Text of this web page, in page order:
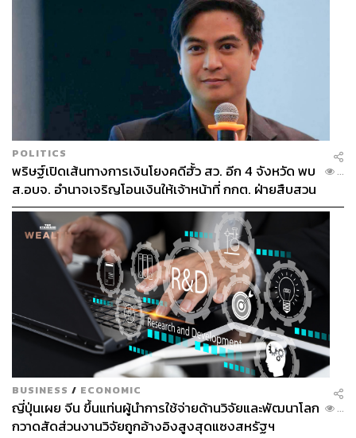
POLITICS
พริษฐ์เปิดเส้นทางการเงินโยงคดีฮั้ว สว. อีก 4 จังหวัด พบ
ส.อบจ. อำนาจเจริญโอนเงินให้เจ้าหน้าที่ กกต. ฝ่ายสืบสวน
...
BUSINESS / ECONOMIC
ญี่ปุ่นเผย จีน ขึ้นแท่นผู้นำการใช้จ่ายด้านวิจัยและพัฒนาโลก
กวาดสัดส่วนงานวิจัยถูกอ้างอิงสูงสุดแซงสหรัฐฯ
...